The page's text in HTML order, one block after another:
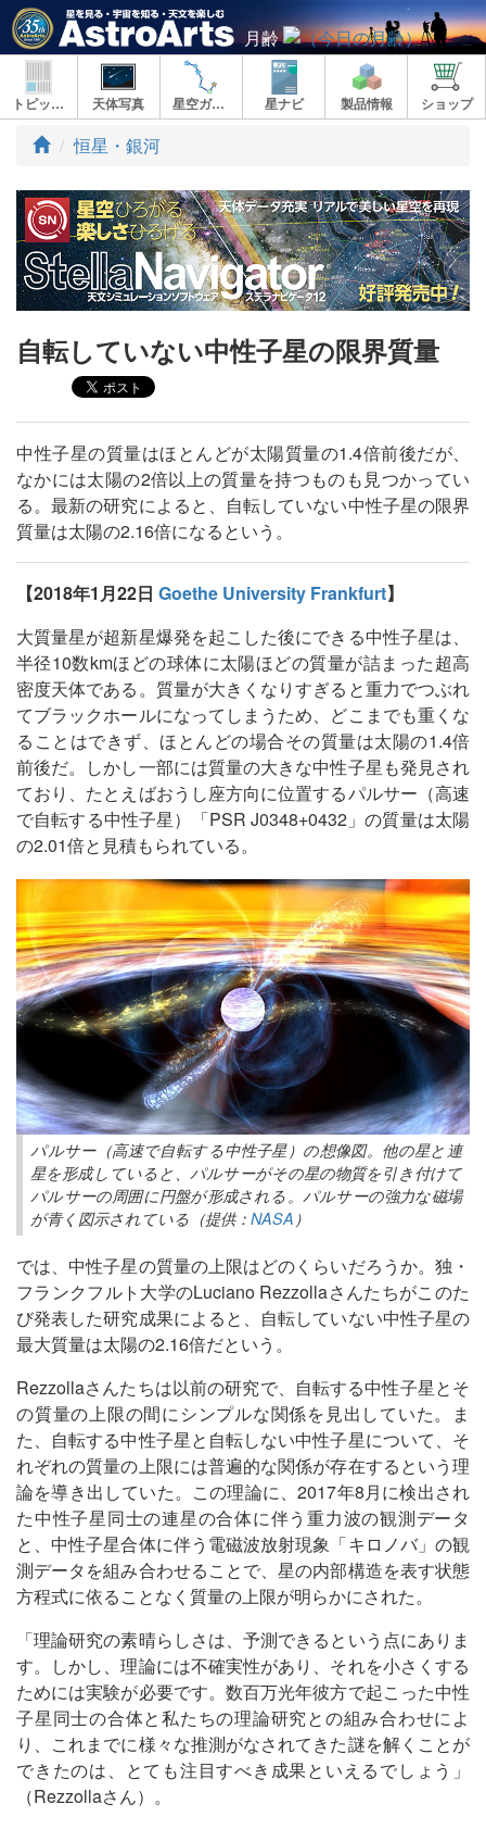
月齢
トピックス 天体写真 星空ガイド 星ナビ 製品情報 ショップ
ト
プ
恒星・銀河
自転していない中性子星の限界質量
中性子星の質量はほとんどが太陽質量の1.4倍前後だが、
なかには太陽の2倍以上の質量を持つものも見つかってい
る。最新の研究によると、自転していない中性子星の限界
質量は太陽の2.16倍になるという。
【2018年1月22日 Goethe University Frankfurt】
大質量星が超新星爆発を起こした後にできる中性子星は、
半径10数kmほどの球体に太陽ほどの質量が詰まった超高
密度天体である。質量が大きくなりすぎると重力でつぶれ
てブラックホールになってしまうため、どこまでも重くな
ることはできず、ほとんどの場合その質量は太陽の1.4倍
前後だ。しかし一部には質量の大きな中性子星も発見され
ており、たとえばおうし座方向に位置するパルサー（高速
で自転する中性子星）「PSR J0348+0432」の質量は太陽
の2.01倍と見積もられている。
パルサー（高速で自転する中性子星）の想像図。他の星と連
星を形成していると、パルサーがその星の物質を引き付けて
パルサーの周囲に円盤が形成される。パルサーの強力な磁場
が青く図示されている（提供：NASA ）
では、中性子星の質量の上限はどのくらいだろうか。独・
フランクフルト大学のLuciano Rezzollaさんたちがこのた
び発表した研究成果によると、自転していない中性子星の
最大質量は太陽の2.16倍だという。
Rezzollaさんたちは以前の研究で、自転する中性子星とそ
の質量の上限の間にシンプルな関係を見出していた。ま
た、自転する中性子星と自転しない中性子星について、そ
れぞれの質量の上限には普遍的な関係が存在するという理
論を導き出していた。この理論に、2017年8月に検出され
た中性子星同士の連星の合体に伴う重力波の観測データ
と、中性子星合体に伴う電磁波放射現象「キロノバ」の観
測データを組み合わせることで、星の内部構造を表す状態
方程式に依ることなく質量の上限が明らかにされた。
「理論研究の素晴らしさは、予測できるという点にありま
す。しかし、理論には不確実性があり、それを小さくする
ためには実験が必要です。数百万光年彼方で起こった中性
子星同士の合体と私たちの理論研究との組み合わせによ
り、これまでに様々な推測がなされてきた謎を解くことが
できたのは、とても注目すべき成果といえるでしょう」
（Rezzollaさん）。